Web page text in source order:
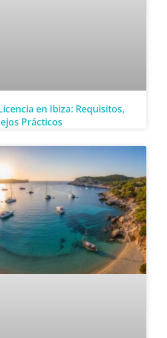
en Ibiza: Requisitos,
Prácticos